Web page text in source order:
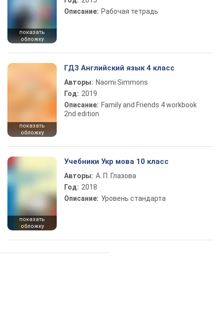
показать
обложку
Описание: Рабочая тетрадь
показать
обложку
ГДЗ Английский язык 4 класс
Авторы: Naomi Simmons
Год: 2019
Описание: Family and Friends 4 workbook
2nd edition
показать
обложку
Учебники Укр мова 10 класс
Авторы: А. П. Глазова
Год: 2018
Описание: Уровень стандарта